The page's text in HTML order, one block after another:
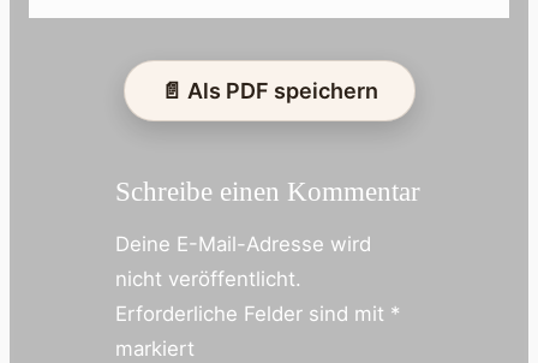
📄 Als PDF speichern
Schreibe einen Kommentar
Deine E-Mail-Adresse wird
nicht veröffentlicht.
Erforderliche Felder sind mit *
markiert